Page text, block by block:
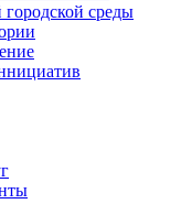
среды